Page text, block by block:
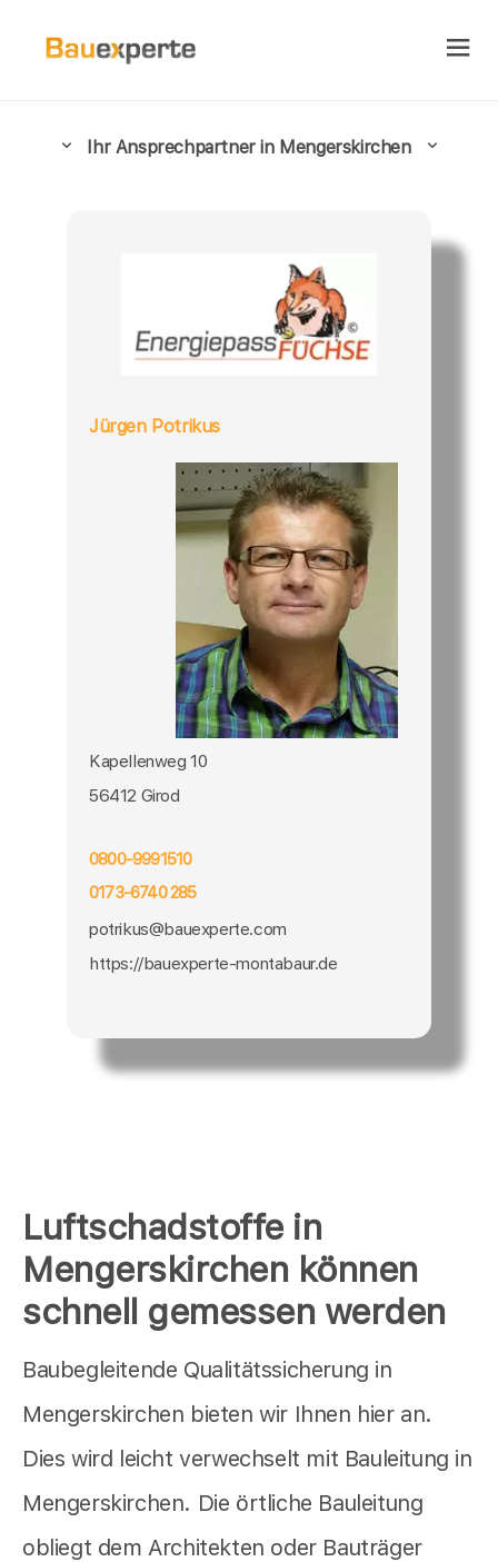
Luftschadstoffe in
Mengerskirchen können
schnell gemessen werden
Baubegleitende Qualitätssicherung in
Mengerskirchen bieten wir Ihnen hier an.
Dies wird leicht verwechselt mit Bauleitung in
Mengerskirchen. Die örtliche Bauleitung
obliegt dem Architekten oder Bauträger
Ihr Ansprechpartner in Mengerskirchen
Jürgen Potrikus
Kapellenweg 10
56412 Girod
0800-9991510
0173-6740 285
potrikus@bauexperte.com
https://bauexperte-montabaur.de